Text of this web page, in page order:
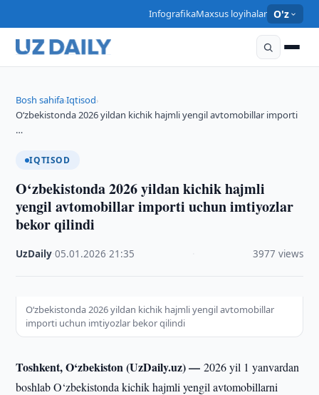
InfografikaMaxsus loyihalar O'z
Bosh sahifa›Iqtisod›
O‘zbekistonda 2026 yildan kichik hajmli yengil avtomobillar importi
…
IQTISOD
O‘zbekistonda 2026 yildan kichik hajmli
yengil avtomobillar importi uchun imtiyozlar
bekor qilindi
UzDaily ·05.01.2026 ·21:35 3977 views
O‘zbekistonda 2026 yildan kichik hajmli yengil avtomobillar
importi uchun imtiyozlar bekor qilindi
Toshkent, O‘zbekiston (UzDaily.uz) —2026 yil 1 yanvardan
boshlab O‘zbekistonda kichik hajmli yengil avtomobillarni